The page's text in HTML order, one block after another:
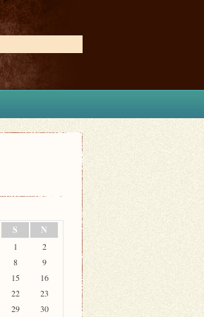
S N
1
2
8
9
15
16
22
23
29
30